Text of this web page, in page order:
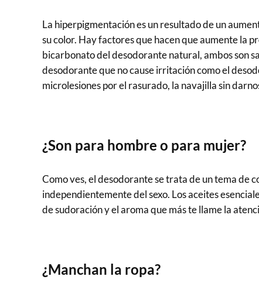
La hiperpigmentación es un resultado de un
su color. Hay factores que hacen que aumente la
bicarbonato del desodorante natural, ambos son
desodorante que no cause irritación como el
microlesiones por el rasurado, la navajilla sin
¿Son para hombre o para mujer?
Como ves, el desodorante se trata de un tema de
independientemente del sexo. Los aceites
de sudoración y el aroma que más te llame la
¿Manchan la ropa?